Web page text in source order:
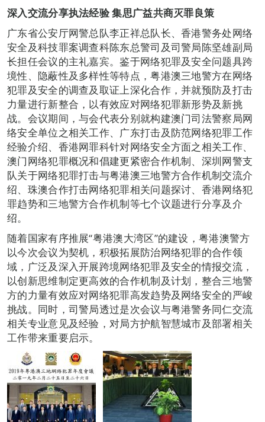
深入交流分享执法经验 集思广益共商灭罪良策
广东省公安厅网警总队李正祥总队长、香港警务处网络
安全及科技罪案调查科陈东总警司及司警局陈坚雄副局
长担任会议的主礼嘉宾。鉴于网络犯罪及安全问题具跨
境性、隐蔽性及多样性等特点，粤港澳三地警方在网络
犯罪及安全的调查及取证上深化合作，并就预防及打击
力量进行新整合，以有效应对网络犯罪新形势及新挑
战。会议期间，与会代表分别就构建澳门司法警察局网
络安全单位之相关工作、广东打击及防范网络犯罪工作
经验介绍、香港网罪科针对网络安全方面之相关工作、
澳门网络犯罪概况和倡建更紧密合作机制、深圳网警支
队关于网络犯罪打击与粤港澳三地警方合作机制交流介
绍、珠澳合作打击网络犯罪相关问题探讨、香港网络犯
罪趋势和三地警方合作机制等七个议题进行分享及介
绍。
随着国家有序推展“粤港澳大湾区”的建设，粤港澳警方
以今次会议为契机，积极拓展防治网络犯罪的合作领
域，广泛及深入开展跨境网络犯罪及安全的情报交流，
以创新思维制定更高效的合作机制及计划，整合三地警
方的力量有效应对网络犯罪高发趋势及网络安全的严峻
挑战。同时，司警局透过是次会议与粤港警务同仁交流
相关专业意见及经验，对局方护航智慧城市及部署相关
工作带来重要启示。